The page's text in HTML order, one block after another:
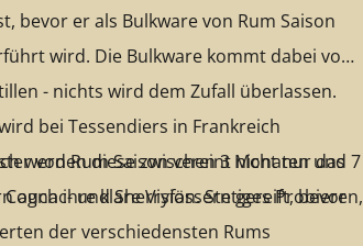
bevor er als Bulkware von Rum Saison
wird. Die Bulkware kommt dabei von
- nichts wird dem Zufall überlassen.
bei Tessendiers in Frankreich
werden diese zwischen 3 Monaten und 7
Cognac- und Sherryfässern gereift, bevor
von Rum Saison vereint nicht nur das
auch ihre klare Vision. Stetiges Probieren,
der verschiedensten Rums